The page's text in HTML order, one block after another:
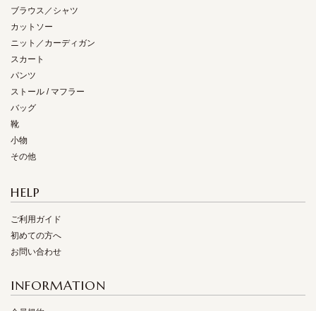
ブラウス／シャツ
カットソー
ニット／カーディガン
スカート
パンツ
ストール / マフラー
バッグ
靴
小物
その他
HELP
ご利用ガイド
初めての方へ
お問い合わせ
INFORMATION